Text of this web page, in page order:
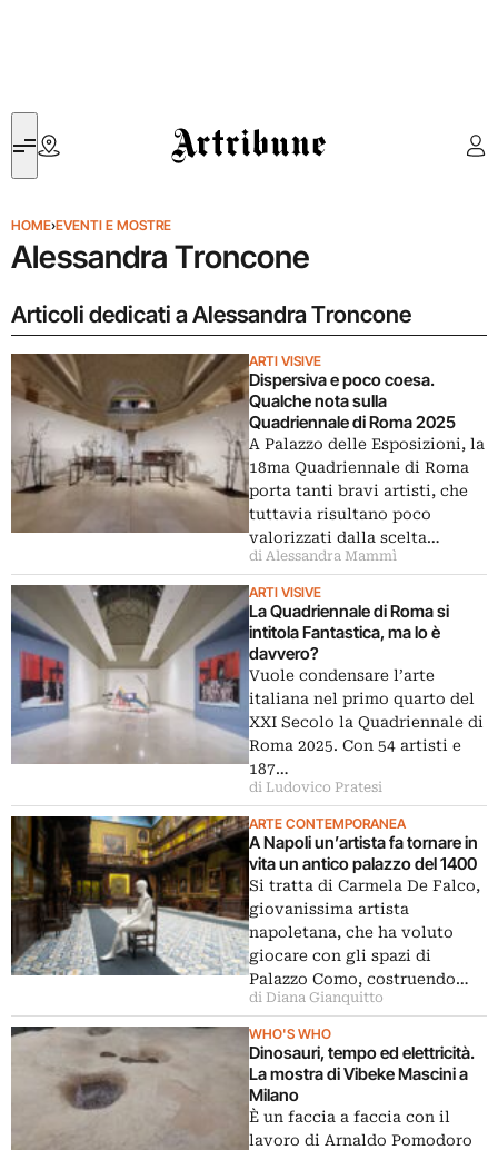
Artribune
HOME›EVENTI E MOSTRE
Alessandra Troncone
Articoli dedicati a Alessandra Troncone
ARTI VISIVE
Dispersiva e poco coesa.
Qualche nota sulla
Quadriennale di Roma 2025
A Palazzo delle Esposizioni, la
18ma Quadriennale di Roma
porta tanti bravi artisti, che
tuttavia risultano poco
valorizzati dalla scelta…
di Alessandra Mammì
ARTI VISIVE
La Quadriennale di Roma si
intitola Fantastica, ma lo è
davvero?
Vuole condensare l’arte
italiana nel primo quarto del
XXI Secolo la Quadriennale di
Roma 2025. Con 54 artisti e
187…
di Ludovico Pratesi
ARTE CONTEMPORANEA
A Napoli un’artista fa tornare in
vita un antico palazzo del 1400
Si tratta di Carmela De Falco,
giovanissima artista
napoletana, che ha voluto
giocare con gli spazi di
Palazzo Como, costruendo…
di Diana Gianquitto
WHO'S WHO
Dinosauri, tempo ed elettricità.
La mostra di Vibeke Mascini a
Milano
È un faccia a faccia con il
lavoro di Arnaldo Pomodoro